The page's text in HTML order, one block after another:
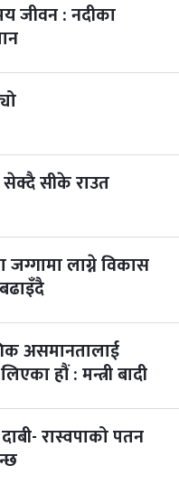
७ महिना बाँकी
जीवन : नदीका
सीके राउत
जग्गामा लाग्ने विकास
असमानतालाई
हौं : मन्त्री बादी
रास्वपाको पतन